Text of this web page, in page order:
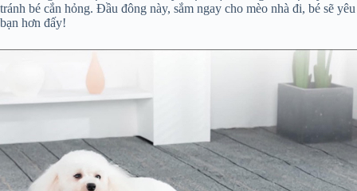
tránh bé cắn hỏng. Đầu đông này, sắm ngay cho mèo nhà đi, bé sẽ yêu
bạn hơn đấy!